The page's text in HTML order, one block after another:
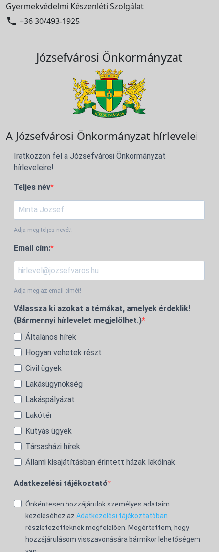
Gyermekvédelmi Készenléti Szolgálat
 +36 30/493-1925
Józsefvárosi Önkormányzat
A Józsefvárosi Önkormányzat hírlevelei
Iratkozzon fel a Józsefvárosi Önkormányzat
hírleveleire!
Teljes név
Adja meg teljes nevét!
Email cím:
Adja meg az email címét!
Válassza ki azokat a témákat, amelyek érdeklik!
(Bármennyi hírlevelet megjelölhet.)
Általános hírek
Hogyan vehetek részt
Civil ügyek
Lakásügynökség
Lakáspályázat
Lakótér
Kutyás ügyek
Társasházi hírek
Állami kisajátításban érintett házak lakóinak
Adatkezelési tájékoztató
Önkéntesen hozzájárulok személyes adataim
kezeléséhez az Adatkezelési tájékoztatóban
részletezetteknek megfelelően. Megértettem, hogy
hozzájárulásom visszavonására bármikor lehetőségem